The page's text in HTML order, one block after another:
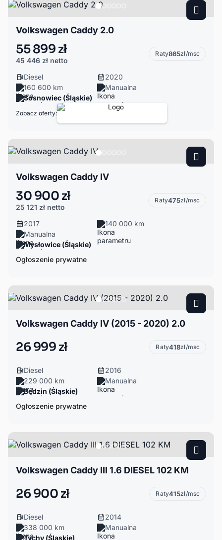
Volkswagen Caddy 2.0
55 899 zł
45 446 zł netto
Raty865zł/msc
Diesel
2020
160 600 km
Manualna
Sosnowiec (Śląskie)
Zobacz oferty:
Volkswagen Caddy IV
30 900 zł
25 121 zł netto
Raty475zł/msc
2017
140 000 km
Manualna
Mysłowice (Śląskie)
Ogłoszenie prywatne
Volkswagen Caddy IV (2015 - 2020) 2.0
26 999 zł Raty418zł/msc
Diesel
2016
229 000 km
Manualna
Będzin (Śląskie)
Ogłoszenie prywatne
Volkswagen Caddy III 1.6 DIESEL 102 KM
26 900 zł Raty415zł/msc
Diesel
2014
338 000 km
Manualna
Tychy (Śląskie)